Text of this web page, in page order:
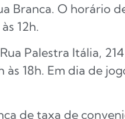
Branca. O horário
12h.
Palestra Itália,
18h. Em dia de
de taxa de